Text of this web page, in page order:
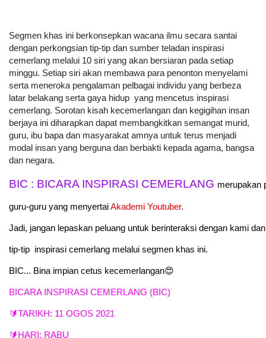
Segmen khas ini berkonsepkan wacana ilmu secara santai
dengan perkongsian tip-tip dan sumber teladan inspirasi
cemerlang melalui 10 siri yang akan bersiaran pada setiap
minggu. Setiap siri akan membawa para penonton menyelami
serta meneroka pengalaman pelbagai individu yang berbeza
latar belakang serta gaya hidup  yang mencetus inspirasi
cemerlang. Sorotan kisah kecemerlangan dan kegigihan insan
berjaya ini diharapkan dapat membangkitkan semangat murid,
guru, ibu bapa dan masyarakat amnya untuk terus menjadi
modal insan yang berguna dan berbakti kepada agama, bangsa
dan negara.
BIC : BICARA INSPIRASI CEMERLANG merupakan
guru-guru yang menyertai Akademi Youtuber.
Jadi, jangan lepaskan peluang untuk berinteraksi dengan kami
tip-tip  inspirasi cemerlang melalui segmen khas ini.
BIC... Bina impian cetus kecemerlangan😍
BICARA INSPIRASI CEMERLANG (BIC)
🔰TARIKH: 11 OGOS 2021
🔰HARI: RABU